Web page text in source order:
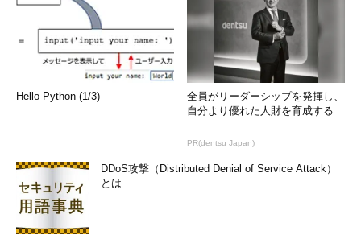
Hello Python (1/3)
全員がリーダーシップを発揮し、
自分より優れた人財を育成する
PR(dentsu Japan)
DDoS攻撃（Distributed Denial of Service Attack）
とは